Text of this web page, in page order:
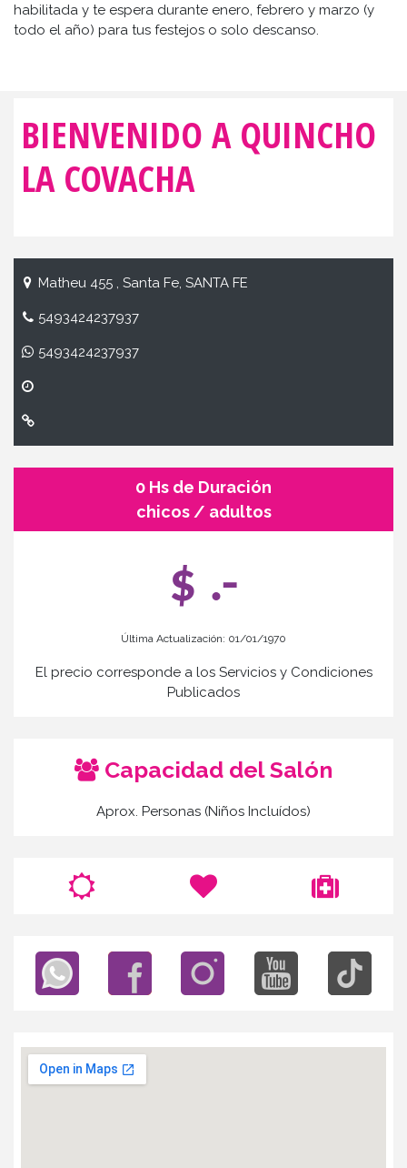
habilitada y te espera durante enero, febrero y marzo (y
todo el año) para tus festejos o solo descanso.
BIENVENIDO A QUINCHO
LA COVACHA
Matheu 455 , Santa Fe, SANTA FE
5493424237937
5493424237937
0 Hs de Duración
chicos / adultos
$ .-
Última Actualización: 01/01/1970
El precio corresponde a los Servicios y Condiciones
Publicados
Capacidad del Salón
Aprox. Personas (Niños Incluídos)